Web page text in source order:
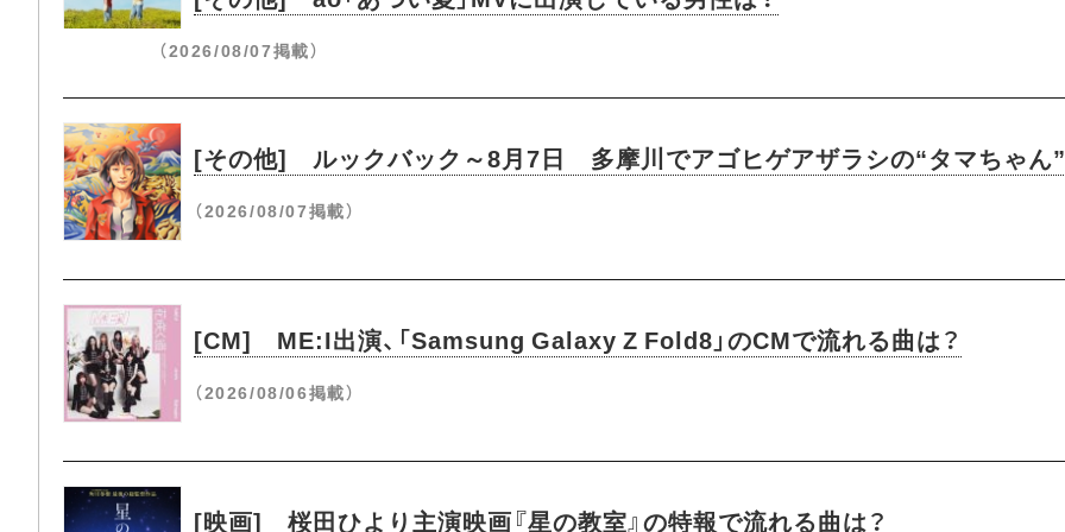
（2026/08/07掲載）
[その他] ルックバック～8月7日 多摩川でアゴヒゲアザラシの“タマちゃん
（2026/08/07掲載）
[CM] ME:I出演、「Samsung Galaxy Z Fold8」のCMで流れる曲は？
（2026/08/06掲載）
[映画] 桜田ひより主演映画『星の教室』の特報で流れる曲は？